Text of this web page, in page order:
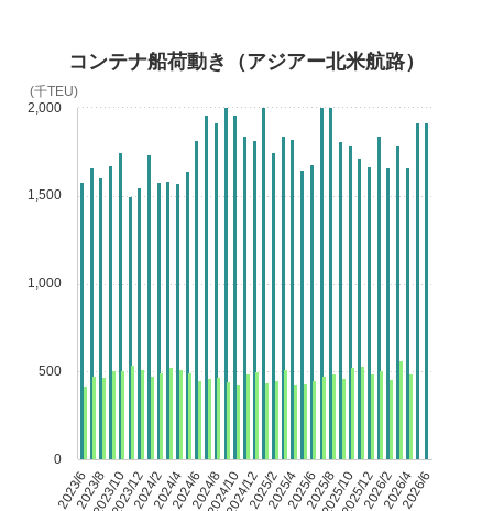
コンテナ船荷動き（アジアー北米航路）
2023/62023/82023/102023/122024/22024/42024/62024/82024/102024/122025/22025/42025/62025/82025/102025/122026/22026/42026/6
0
500
1,000
1,500
2,000
(千TEU)